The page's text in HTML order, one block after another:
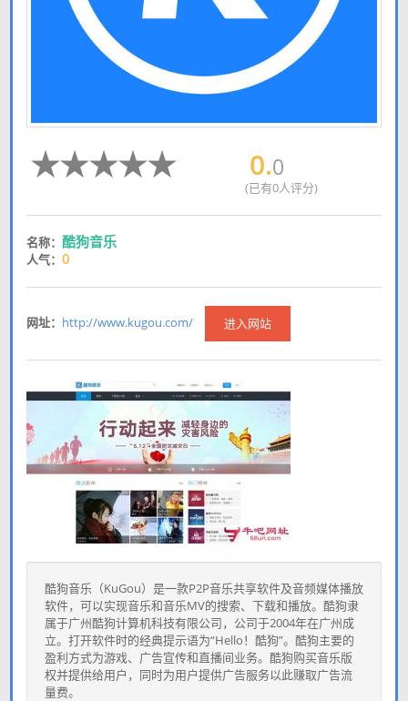
0.0
(已有0人评分)
名称： 酷狗音乐
人气： 0
网址： http://www.kugou.com/ 进入网站
酷狗音乐（KuGou）是一款P2P音乐共享软件及音频媒体播放
软件，可以实现音乐和音乐MV的搜索、下载和播放。酷狗隶
属于广州酷狗计算机科技有限公司，公司于2004年在广州成
立。打开软件时的经典提示语为“Hello！酷狗”。酷狗主要的
盈利方式为游戏、广告宣传和直播间业务。酷狗购买音乐版
权并提供给用户，同时为用户提供广告服务以此赚取广告流
量费。